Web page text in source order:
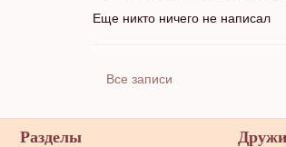
Еще никто ничего не написал
Все записи
Разделы